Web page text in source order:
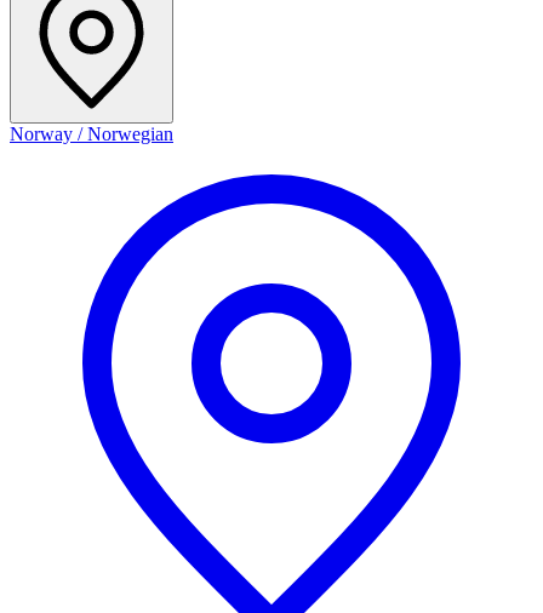
Norway / Norwegian